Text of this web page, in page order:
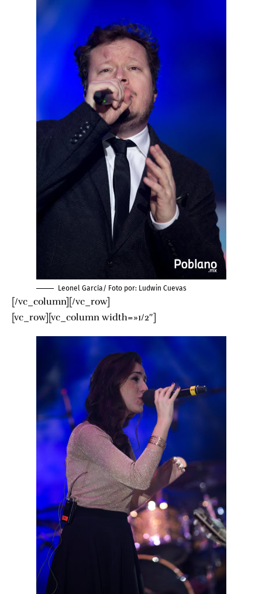
Leonel García/ Foto por: Ludwin Cuevas
[/vc_column][/vc_row]
[vc_row][vc_column width=»1/2″]